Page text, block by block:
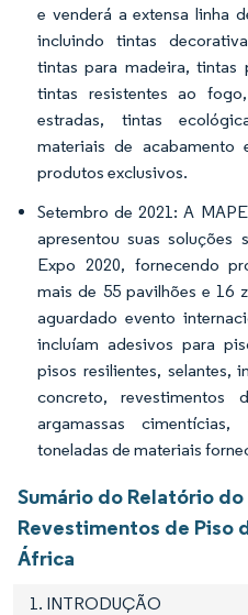
e venderá a extensa linha
incluindo tintas
tintas para madeira, tintas
tintas resistentes ao
estradas, tintas
materiais de acabamento
produtos exclusivos.
Setembro de 2021: A
apresentou suas soluções
Expo 2020, fornecendo
mais de 55 pavilhões e 16
aguardado evento
incluíam adesivos para
pisos resilientes, selantes,
concreto,
argamassas
toneladas de materiais
Sumário do Relatório
Revestimentos de Piso
África
1. INTRODUÇÃO